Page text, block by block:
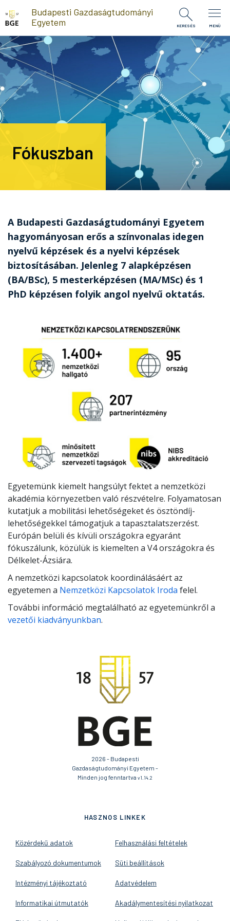
Ugrás a tartalomra
Budapesti Gazdaságtudományi
Egyetem
KERESÉS MENÜ
Fókuszban
A Budapesti Gazdaságtudományi Egyetem
hagyományosan erős a színvonalas idegen
nyelvű képzések és a nyelvi képzések
biztosításában. Jelenleg 7 alapképzésen
(BA/BSc), 5 mesterképzésen (MA/MSc) és 1
PhD képzésen folyik angol nyelvű oktatás.
Egyetemünk kiemelt hangsúlyt fektet a nemzetközi
akadémia környezetben való részvételre. Folyamatosan
kutatjuk a mobilitási lehetőségeket és ösztöndíj-
lehetőségekkel támogatjuk a tapasztalatszerzést.
Európán belüli és kívüli országokra egyaránt
fókuszálunk, közülük is kiemelten a V4 országokra és
Délkelet-Ázsiára.
A nemzetközi kapcsolatok koordinálásáért az
egyetemen a Nemzetközi Kapcsolatok Iroda felel.
További információ megtalálható az egyetemünkről a
vezetői kiadványunkban.
2026 - Budapesti
Gazdaságtudományi Egyetem -
Minden jog fenntartva v1.14.2
HASZNOS LINKEK
Közérdekű adatok
Szabályozó dokumentumok
Intézményi tájékoztató
Informatikai útmutatók
Felhasználási feltételek
Süti beállítások
Adatvédelem
Akadálymentesítési nyilatkozat